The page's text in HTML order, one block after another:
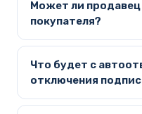
Может ли
покупателя?
Что будет с
отключения